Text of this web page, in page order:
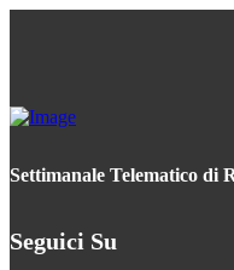
Settimanale Telematico di
Seguici Su